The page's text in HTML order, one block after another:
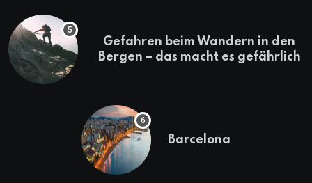
Gefahren beim Wandern in den
Bergen – das macht es gefährlich
Barcelona